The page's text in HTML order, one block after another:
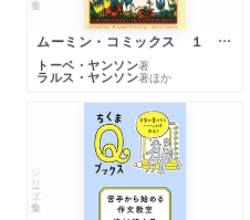
ムーミン・コミックス １ 黄金のしっぽ
トーベ・ヤンソン著
ラルス・ヤンソン著ほか
シリーズ・全集